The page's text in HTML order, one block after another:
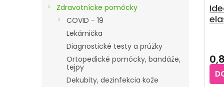
Zdravotnícke pomôcky
COVID - 19
Lekárnička
Diagnostické testy a prúžky
Ortopedické pomôcky, bandáže,
tejpy
Dekubity, dezinfekcia kože